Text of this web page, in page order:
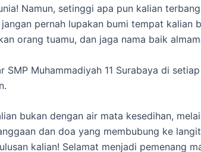
Namun, setinggi apa pun kalian
pernah lupakan bumi tempat kalian
orang tuamu, dan jaga nama baik
SMP Muhammadiyah 11 Surabaya di
bukan dengan air mata kesedihan,
dan doa yang membubung ke
kalian! Selamat menjadi pemenang